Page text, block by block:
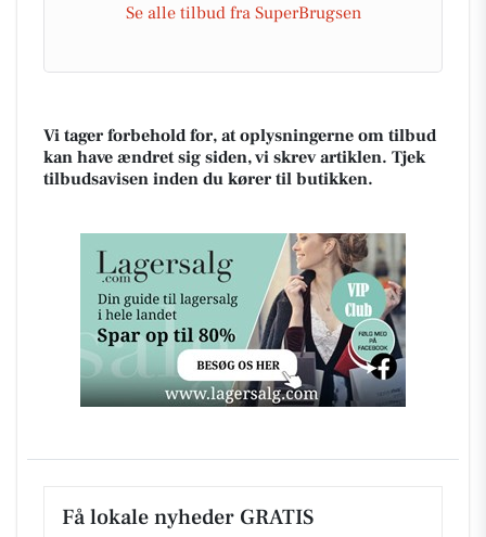
Se alle tilbud fra SuperBrugsen
Vi tager forbehold for, at oplysningerne om tilbud
kan have ændret sig siden, vi skrev artiklen. Tjek
tilbudsavisen inden du kører til butikken.
Få lokale nyheder GRATIS